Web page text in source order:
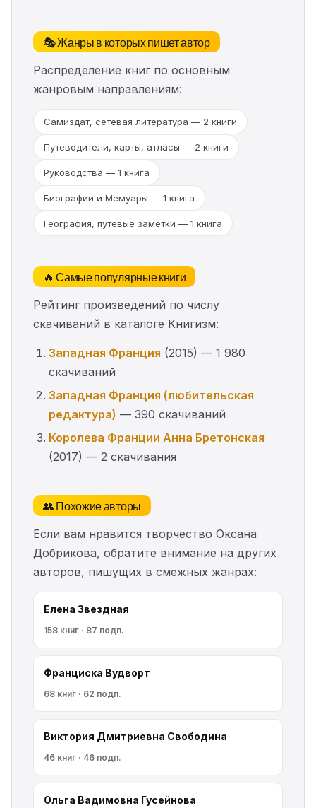
🎭 Жанры в которых пишет автор
Распределение книг по основным
жанровым направлениям:
Самиздат, сетевая литература — 2 книги
Путеводители, карты, атласы — 2 книги
Руководства — 1 книга
Биографии и Мемуары — 1 книга
География, путевые заметки — 1 книга
🔥 Самые популярные книги
Рейтинг произведений по числу
скачиваний в каталоге Книгизм:
Западная Франция (2015) — 1 980
скачиваний
Западная Франция (любительская
редактура) — 390 скачиваний
Королева Франции Анна Бретонская
(2017) — 2 скачивания
👥 Похожие авторы
Если вам нравится творчество Оксана
Добрикова, обратите внимание на других
авторов, пишущих в смежных жанрах:
Елена Звездная
158 книг · 87 подп.
Франциска Вудворт
68 книг · 62 подп.
Виктория Дмитриевна Свободина
46 книг · 46 подп.
Ольга Вадимовна Гусейнова